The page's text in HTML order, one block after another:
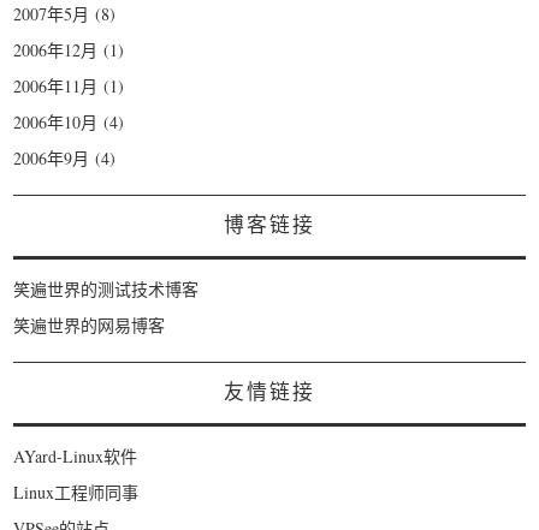
2007年5月 (8)
2006年12月 (1)
2006年11月 (1)
2006年10月 (4)
2006年9月 (4)
博客链接
笑遍世界的测试技术博客
笑遍世界的网易博客
友情链接
AYard-Linux软件
Linux工程师同事